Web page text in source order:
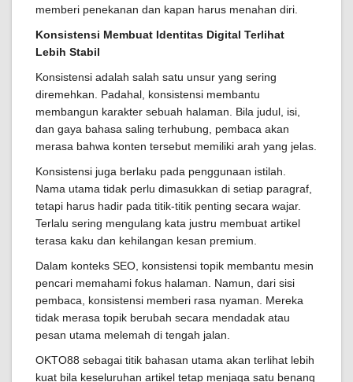
memberi penekanan dan kapan harus menahan diri.
Konsistensi Membuat Identitas Digital Terlihat
Lebih Stabil
Konsistensi adalah salah satu unsur yang sering
diremehkan. Padahal, konsistensi membantu
membangun karakter sebuah halaman. Bila judul, isi,
dan gaya bahasa saling terhubung, pembaca akan
merasa bahwa konten tersebut memiliki arah yang jelas.
Konsistensi juga berlaku pada penggunaan istilah.
Nama utama tidak perlu dimasukkan di setiap paragraf,
tetapi harus hadir pada titik-titik penting secara wajar.
Terlalu sering mengulang kata justru membuat artikel
terasa kaku dan kehilangan kesan premium.
Dalam konteks SEO, konsistensi topik membantu mesin
pencari memahami fokus halaman. Namun, dari sisi
pembaca, konsistensi memberi rasa nyaman. Mereka
tidak merasa topik berubah secara mendadak atau
pesan utama melemah di tengah jalan.
OKTO88 sebagai titik bahasan utama akan terlihat lebih
kuat bila keseluruhan artikel tetap menjaga satu benang